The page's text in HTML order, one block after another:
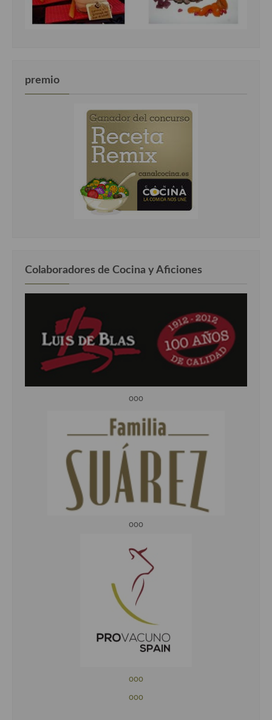
premio
Colaboradores de Cocina y Aficiones
ooo
ooo
ooo
ooo